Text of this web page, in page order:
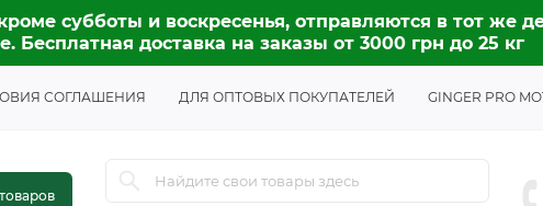
субботы и воскресенья, отправляются в тот же
Бесплатная доставка на заказы от 3000 грн до 25 кг
СОГЛАШЕНИЯ ДЛЯ ОПТОВЫХ ПОКУПАТЕЛЕЙ GINGER PRO